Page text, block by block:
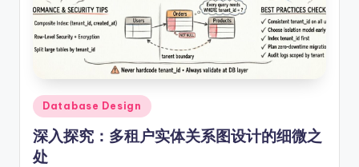
Posted
in
Database Design
深入探究：多租户实体关系图设计的细微之
处